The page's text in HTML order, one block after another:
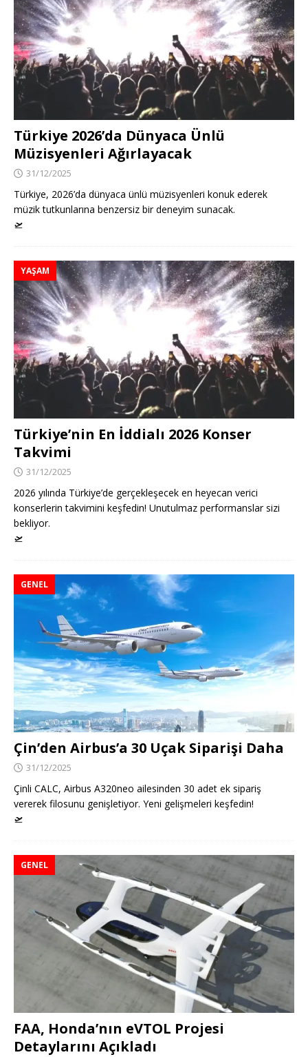
Türkiye 2026’da Dünyaca Ünlü
Müzisyenleri Ağırlayacak
31/12/2025
Türkiye, 2026’da dünyaca ünlü müzisyenleri konuk ederek
müzik tutkunlarına benzersiz bir deneyim sunacak.
🛫
YAŞAM
Türkiye’nin En İddialı 2026 Konser
Takvimi
31/12/2025
2026 yılında Türkiye’de gerçekleşecek en heyecan verici
konserlerin takvimini keşfedin! Unutulmaz performanslar sizi
bekliyor.
🛫
GENEL
Çin’den Airbus’a 30 Uçak Siparişi Daha
31/12/2025
Çinli CALC, Airbus A320neo ailesinden 30 adet ek sipariş
vererek filosunu genişletiyor. Yeni gelişmeleri keşfedin!
🛫
GENEL
FAA, Honda’nın eVTOL Projesi
Detaylarını Açıkladı